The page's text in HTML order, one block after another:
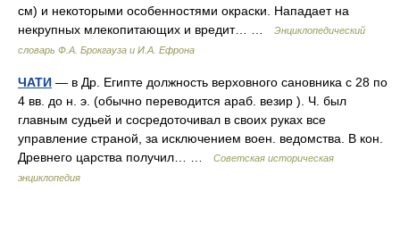
см) и некоторыми особенностями окраски. Нападает на
некрупных млекопитающих и вредит… …
Энциклопедический
словарь Ф.А. Брокгауза и И.А. Ефрона
ЧАТИ — в Др. Египте должность верховного сановника с 28 по
4 вв. до н. э. (обычно переводится араб. везир ). Ч. был
главным судьей и сосредоточивал в своих руках все
управление страной, за исключением воен. ведомства. В кон.
Древнего царства получил… …
Советская историческая
энциклопедия